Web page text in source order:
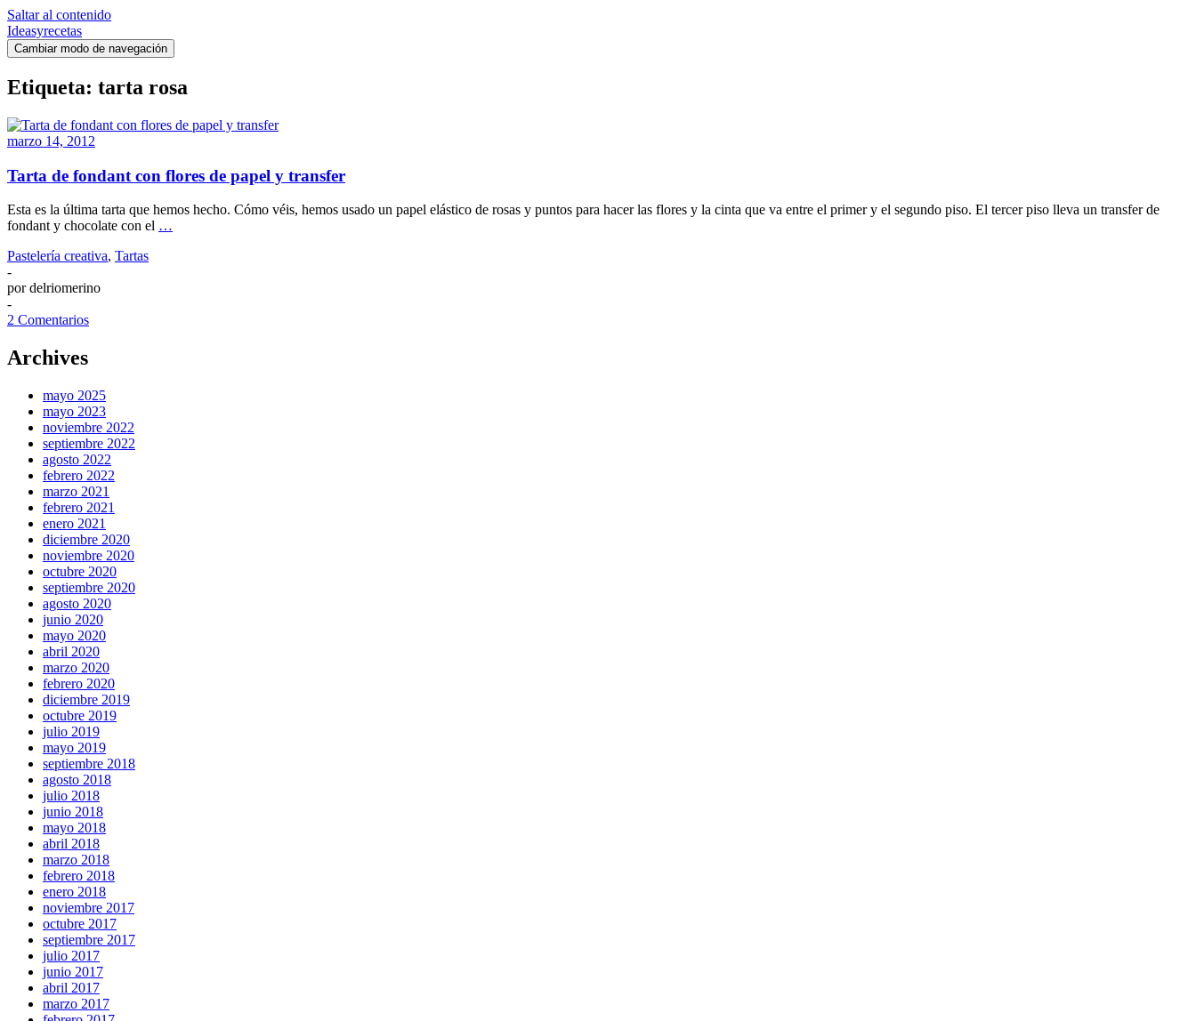
Saltar al contenido
Ideasyrecetas
Cambiar modo de navegación
Etiqueta: tarta rosa
marzo 14, 2012
Tarta de fondant con flores de papel y transfer
Esta es la última tarta que hemos hecho. Cómo véis, hemos usado un papel elástico de rosas y puntos para hacer las flores y la cinta que va entre el primer y el segundo piso. El tercer piso lleva un transfer de
fondant y chocolate con el …
Pastelería creativa, Tartas
-
pordelriomerino
-
2 Comentarios
Archives
mayo 2025
mayo 2023
noviembre 2022
septiembre 2022
agosto 2022
febrero 2022
marzo 2021
febrero 2021
enero 2021
diciembre 2020
noviembre 2020
octubre 2020
septiembre 2020
agosto 2020
junio 2020
mayo 2020
abril 2020
marzo 2020
febrero 2020
diciembre 2019
octubre 2019
julio 2019
mayo 2019
septiembre 2018
agosto 2018
julio 2018
junio 2018
mayo 2018
abril 2018
marzo 2018
febrero 2018
enero 2018
noviembre 2017
octubre 2017
septiembre 2017
julio 2017
junio 2017
abril 2017
marzo 2017